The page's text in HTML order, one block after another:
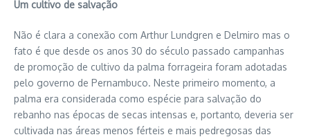
Um cultivo de salvação
Não é clara a conexão com Arthur Lundgren e Delmiro mas o
fato é que desde os anos 30 do século passado campanhas
de promoção de cultivo da palma forrageira foram adotadas
pelo governo de Pernambuco. Neste primeiro momento, a
palma era considerada como espécie para salvação do
rebanho nas épocas de secas intensas e, portanto, deveria ser
cultivada nas áreas menos férteis e mais pedregosas das